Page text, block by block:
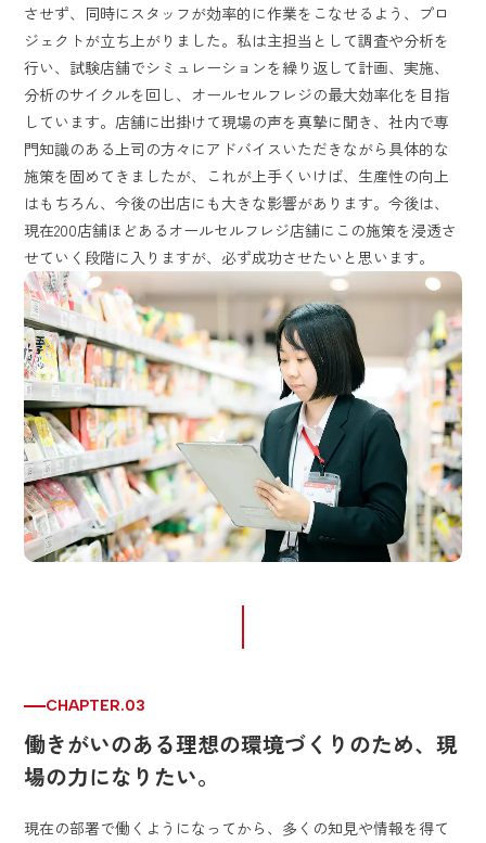
させず、同時にスタッフが効率的に作業をこなせるよう、プロ
ジェクトが立ち上がりました。私は主担当として調査や分析を
行い、試験店舗でシミュレーションを繰り返して計画、実施、
分析のサイクルを回し、オールセルフレジの最大効率化を目指
しています。店舗に出掛けて現場の声を真摯に聞き、社内で専
門知識のある上司の方々にアドバイスいただきながら具体的な
施策を固めてきましたが、これが上手くいけば、生産性の向上
はもちろん、今後の出店にも大きな影響があります。今後は、
現在200店舗ほどあるオールセルフレジ店舗にこの施策を浸透さ
せていく段階に入りますが、必ず成功させたいと思います。
CHAPTER.03
働きがいのある理想の環境づくりのため、現
場の力になりたい。
現在の部署で働くようになってから、多くの知見や情報を得て